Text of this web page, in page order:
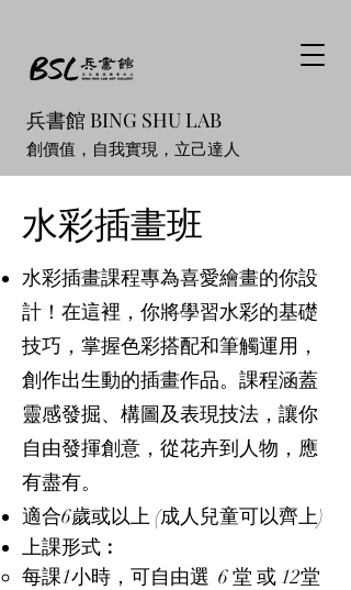
兵書館 BING SHU LAB
創價值，自我實現，立己達人
水彩插畫班
水彩插畫課程專為喜愛繪畫的你設
計！在這裡，你將學習水彩的基礎
技巧，掌握色彩搭配和筆觸運用，
創作出生動的插畫作品。課程涵蓋
靈感發掘、構圖及表現技法，讓你
自由發揮創意，從花卉到人物，應
有盡有。
適合6歲或以上 (成人兒童可以齊上)
​上課形式︰​​
每課1小時，可自由選 6 堂 或 12堂